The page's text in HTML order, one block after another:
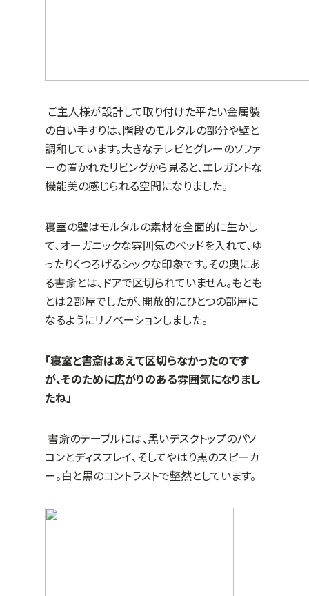
ご主人様が設計して取り付けた平たい金属製
の白い手すりは、階段のモルタルの部分や壁と
調和しています。大きなテレビとグレーのソファ
ーの置かれたリビングから見ると、エレガントな
機能美の感じられる空間になりました。
寝室の壁はモルタルの素材を全面的に生かし
て、オーガニックな雰囲気のベッドを入れて、ゆ
ったりくつろげるシックな印象です。その奥にあ
る書斎とは、ドアで区切られていません。もとも
とは２部屋でしたが、開放的にひとつの部屋に
なるようにリノベーションしました。
「寝室と書斎はあえて区切らなかったのです
が、そのために広がりのある雰囲気になりまし
たね」
書斎のテーブルには、黒いデスクトップのパソ
コンとディスプレイ、そしてやはり黒のスピーカ
ー。白と黒のコントラストで整然としています。